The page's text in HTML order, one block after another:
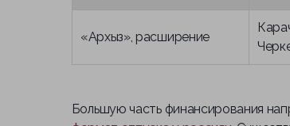
«Архыз», расширение
Большую часть финансирования